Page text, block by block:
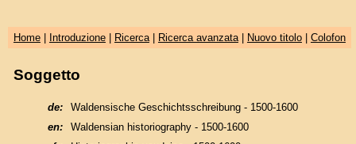
Home| Introduzione| Ricerca| Ricerca avanzata| Nuovo titolo| Colofon
Soggetto
de:
Waldensische Geschichtsschreibung - 1500-1600
en:
Waldensian historiography - 1500-1600